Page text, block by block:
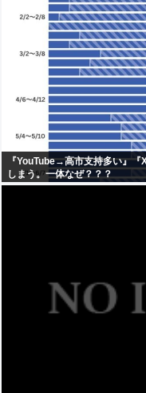
『YouTube→高市支持多い』
しまう。一体なぜ？？？